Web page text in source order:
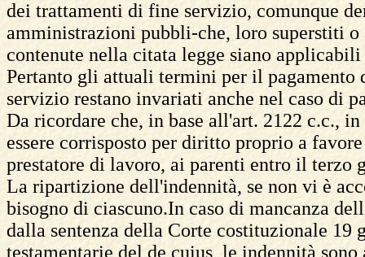
dei trattamenti di fine servizio, comunque
amministrazioni pubbli-che, loro superstiti
contenute nella citata legge siano
Pertanto gli attuali termini per il
servizio restano invariati anche nel caso di
Da ricordare che, in base all'art. 2122 c.c.,
essere corrisposto per diritto proprio a
prestatore di lavoro, ai parenti entro il terzo
La ripartizione dell'indennità, se non vi è
bisogno di ciascuno.In caso di mancanza
dalla sentenza della Corte costituzionale
testamentarie del de cuius, le indennità